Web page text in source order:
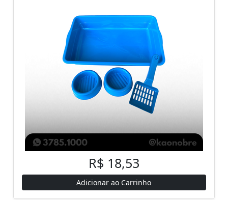
R$ 18,53
Adicionar ao Carrinho